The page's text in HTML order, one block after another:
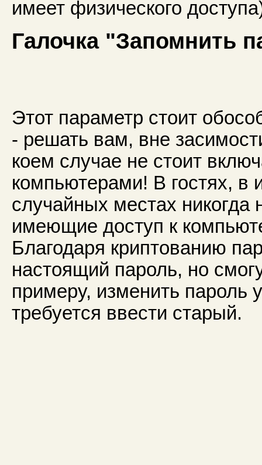
имеет физического
Галочка "Запомнить
Этот параметр стоит
- решать вам, вне
коем случае не стоит
компьютерами! В гостях, в
случайных местах
имеющие доступ к
Благодаря криптованию
настоящий пароль, но
примеру, изменить пароль
требуется ввести старый.